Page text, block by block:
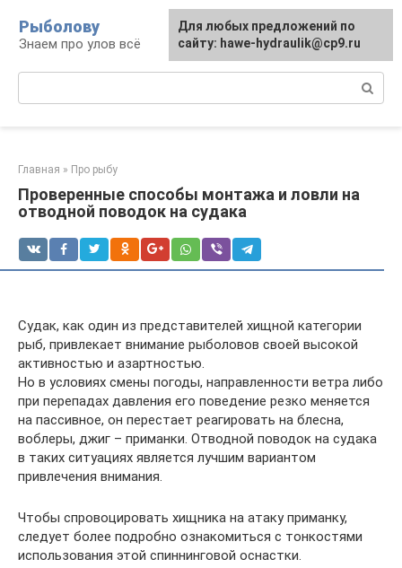
контенту
Рыболову
Знаем про улов всё
Главная » Про рыбу
Проверенные способы монтажа и ловли на
отводной поводок на судака
Судак, как один из представителей хищной категории
рыб, привлекает внимание рыболовов своей высокой
активностью и азартностью.
Но в условиях смены погоды, направленности ветра либо
при перепадах давления его поведение резко меняется
на пассивное, он перестает реагировать на блесна,
воблеры, джиг – приманки. Отводной поводок на судака
в таких ситуациях является лучшим вариантом
привлечения внимания.
Чтобы спровоцировать хищника на атаку приманку,
следует более подробно ознакомиться с тонкостями
использования этой спиннинговой оснастки.
Для любых предложений по
сайту: hawe-hydraulik@cp9.ru